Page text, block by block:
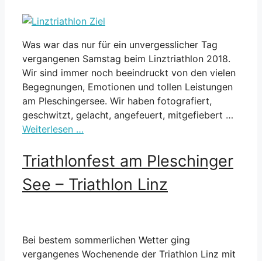
Was war das nur für ein unvergesslicher Tag
vergangenen Samstag beim Linztriathlon 2018.
Wir sind immer noch beeindruckt von den vielen
Begegnungen, Emotionen und tollen Leistungen
am Pleschingersee. Wir haben fotografiert,
geschwitzt, gelacht, angefeuert, mitgefiebert …
Weiterlesen …
Triathlonfest am Pleschinger
See – Triathlon Linz
Bei bestem sommerlichen Wetter ging
vergangenes Wochenende der Triathlon Linz mit